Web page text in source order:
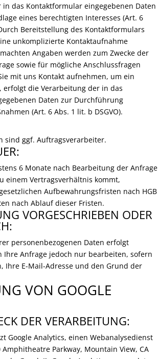
in das Kontaktformular eingegebenen Daten
eines berechtigten Interesses (Art. 6
Bereitstellung des Kontaktformulars
unkomplizierte Kontaktaufnahme
Angaben werden zum Zwecke der
sowie für mögliche Anschlussfragen
mit uns Kontakt aufnehmen, um ein
erfolgt die Verarbeitung der in das
Daten zur Durchführung
(Art. 6 Abs. 1 lit. b DSGVO).
sind ggf. Auftragsverarbeiter.
6 Monate nach Bearbeitung der Anfrage
einem Vertragsverhältnis kommt,
Aufbewahrungsfristen nach HGB
nach Ablauf dieser Fristen.
VORGESCHRIEBEN ODER
personenbezogenen Daten erfolgt
Ihre Anfrage jedoch nur bearbeiten, sofern
Ihre E-Mail-Adresse und den Grund der
VON GOOGLE
DER VERARBEITUNG:
Google Analytics, einen Webanalysedienst
Amphitheatre Parkway, Mountain View, CA